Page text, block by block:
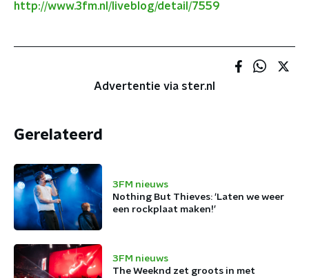
http://www.3fm.nl/liveblog/detail/7559
Advertentie via ster.nl
Gerelateerd
3FM nieuws
Nothing But Thieves: ‘Laten we weer
een rockplaat maken!’
3FM nieuws
The Weeknd zet groots in met